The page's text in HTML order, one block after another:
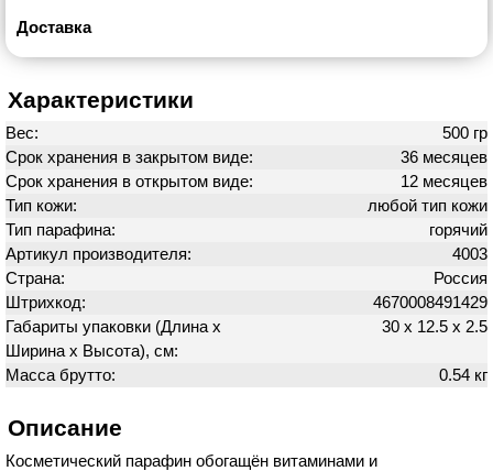
Доставка
Характеристики
Вес:
500 гр
Срок хранения в закрытом виде:
36 месяцев
Срок хранения в открытом виде:
12 месяцев
Тип кожи:
любой тип кожи
Тип парафина:
горячий
Артикул производителя:
4003
Страна:
Россия
Штрихкод:
4670008491429
Габариты упаковки (Длина х
Ширина х Высота), см:
30 х 12.5 х 2.5
Масса брутто: 0.54 кг
Описание
Косметический парафин обогащён витаминами и